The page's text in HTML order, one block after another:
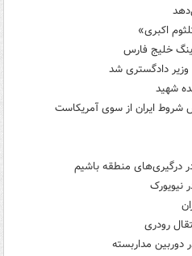
دادگستری شد
شهید
شروط ایران از سوی آمریکاست
درگیری‌های منطقه باشیم
نیویورک
رودری